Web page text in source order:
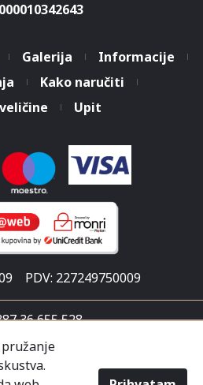
Galerija
Informacije
Kako naručiti
Upit
PDV: 227249750009
36 655 528
za Ljubuški 1